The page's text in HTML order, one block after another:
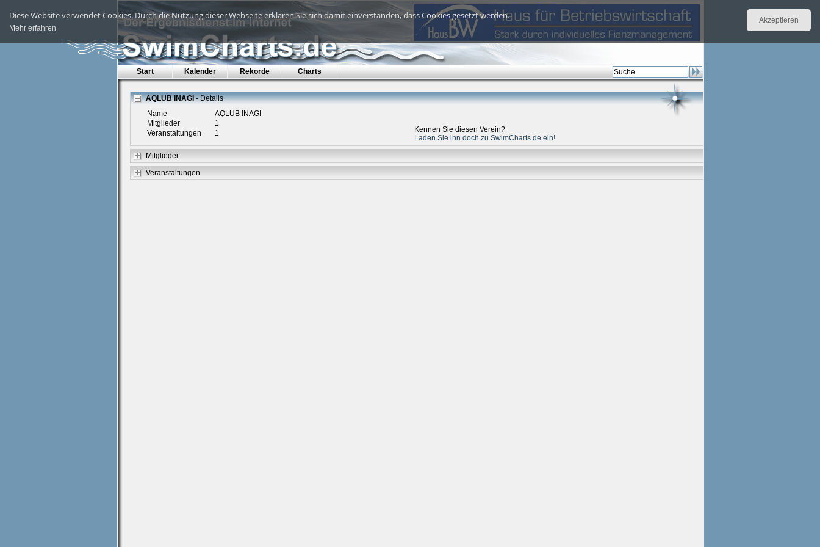
Akzeptieren
Diese Website verwendet Cookies. Durch die Nutzung dieser Webseite erklären Sie sich damit einverstanden, dass Cookies gesetzt werden.
Mehr erfahren
Start Kalender Rekorde Charts
AQLUB INAGI- Details
Name
AQLUB INAGI
Mitglieder
1
Veranstaltungen
1
Kennen Sie diesen Verein?
Laden Sie ihn doch zu SwimCharts.de ein!
Mitglieder
Veranstaltungen